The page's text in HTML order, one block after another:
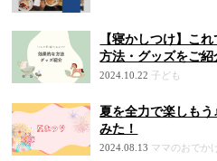
【寝かしつけ】こ
方法・グッズをご紹
2024.10.22 子ども
夏を全力で楽しも
みた！
2024.08.13 ママのおでか